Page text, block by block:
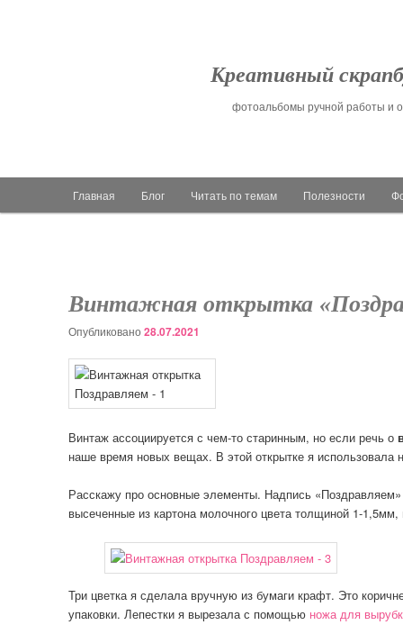
Креативный
фотоальбомы ручной работы и
Перейти к основному содержимому
Перейти к дополнительному содержимому
Главная Блог Читать по темам Полезности
Винтажная открытка
Опубликовано 28.07.2021
Винтаж ассоциируется с чем-то старинным, но если речь о
наше время новых вещах. В этой открытке я использовала
Расскажу про основные элементы. Надпись
высеченные из картона молочного цвета толщиной 1-
Три цветка я сделала вручную из бумаги крафт. Это
упаковки. Лепестки я вырезала с помощью ножа для